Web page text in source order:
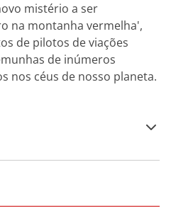
mistério a ser
na montanha vermelha',
de pilotos de viações
de inúmeros
nos céus de nosso planeta.